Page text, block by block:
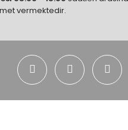
vermektedir.